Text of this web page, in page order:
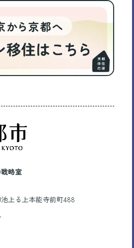
略室
池上る上本能寺前町488